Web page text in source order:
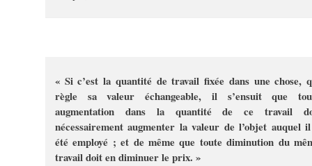
« Si c’est la quantité de travail fixée dans une chose,
règle sa valeur échangeable, il s’ensuit que
augmentation dans la quantité de ce travail
nécessairement augmenter la valeur de l’objet auquel
été employé ; et de même que toute diminution du
travail doit en diminuer le prix. »